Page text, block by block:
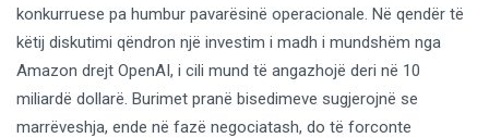
konkurruese pa humbur pavarësinë operacionale. Në qendër të
këtij diskutimi qëndron një investim i madh i mundshëm nga
Amazon drejt OpenAI, i cili mund të angazhojë deri në 10
miliardë dollarë. Burimet pranë bisedimeve sugjerojnë se
marrëveshja, ende në fazë negociatash, do të forconte